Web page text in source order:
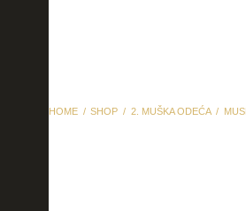
HOME SHOP 2. MUŠKA ODEĆA